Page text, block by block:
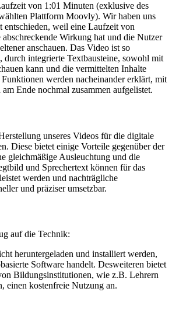
von 1:01 Minuten (exklusive des
Plattform Moovly). Wir haben uns
entschieden, weil eine Laufzeit von
Wirkung hat und die Nutzer
anschauen. Das Video ist so
durch integrierte Textbausteine, sowohl mit
kann und die vermittelten Inhalte
werden nacheinander erklärt, mit
Ende nochmal zusammen aufgelistet.
unseres Videos für die digitale
Diese bietet einige Vorteile gegenüber der
gleichmäßige Ausleuchtung und die
und Sprechertext können für das
werden und nachträgliche
und präziser umsetzbar.
auf die Technik:
heruntergeladen und installiert werden,
Software handelt. Desweiteren bietet
Bildungsinstitutionen, wie z.B. Lehrern
einen kostenfreie Nutzung an.